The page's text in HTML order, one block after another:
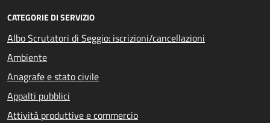
CATEGORIE DI SERVIZIO
Albo Scrutatori di Seggio: iscrizioni/cancellazioni
Ambiente
Anagrafe e stato civile
Appalti pubblici
Attività produttive e commercio